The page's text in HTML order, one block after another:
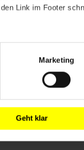
Link im Footer
Marketing
Geht klar